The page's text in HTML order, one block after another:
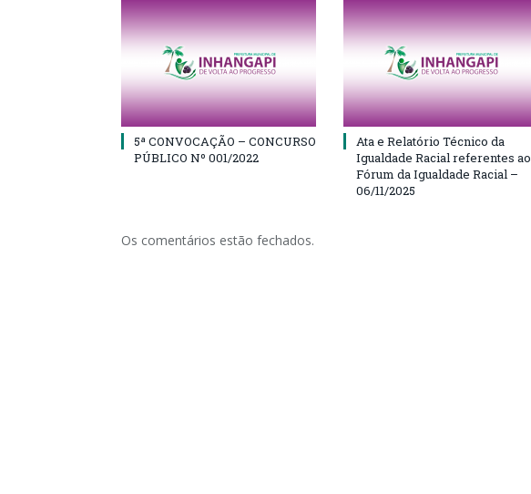
5ª CONVOCAÇÃO – CONCURSO
PÚBLICO Nº 001/2022
Ata e Relatório Técnico da
Igualdade Racial referentes ao
Fórum da Igualdade Racial –
06/11/2025
Os comentários estão fechados.